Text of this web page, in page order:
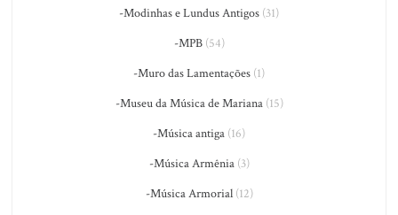
-Modinhas e Lundus Antigos (31)
-MPB(54)
-Muro das Lamentações (1)
-Museu da Música de Mariana(15)
-Música antiga (16)
-Música Armênia(3)
-Música Armorial(12)